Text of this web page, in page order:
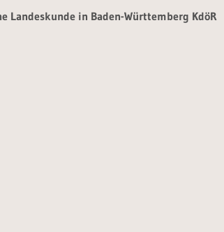
Landeskunde in Baden-Württemberg KdöR